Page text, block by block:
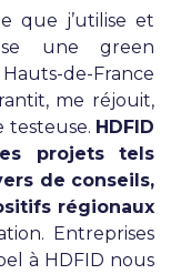
que j’utilise et
une green
de-France
me réjouit,
testeuse. HDFID
projets tels
de conseils,
régionaux
Entreprises
à HDFID nous